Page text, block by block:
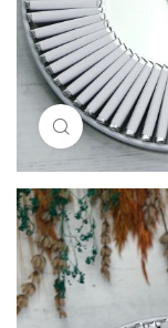
Resimi